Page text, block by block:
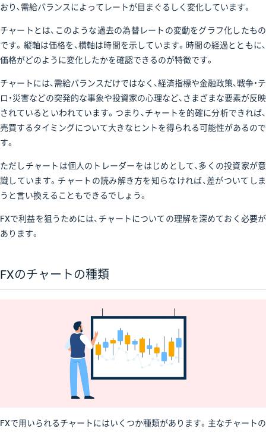
おり、需給バランスによってレートが目まぐるしく変化しています。
チャートとは、このような過去の為替レートの変動をグラフ化したもの
です。縦軸は価格を、横軸は時間を示しています。時間の経過とともに、
価格がどのように変化したかを確認できるのが特徴です。
チャートには、需給バランスだけではなく、経済指標や金融政策、戦争・テ
ロ・災害などの突発的な事象や投資家の心理など、さまざまな要素が反映
されているといわれています。つまり、チャートを的確に分析できれば、
売買するタイミングについて大きなヒントを得られる可能性があるので
す。
ただしチャートは個人のトレーダーをはじめとして、多くの投資家が意
識しています。チャートの読み解き方を知らなければ、差がついてしま
うと言い換えることもできるでしょう。
FXで利益を狙うためには、チャートについての理解を深めておく必要が
あります。
FXのチャートの種類
FXで用いられるチャートにはいくつか種類があります。主なチャートの